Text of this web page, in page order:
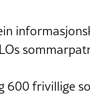
600 frivillige